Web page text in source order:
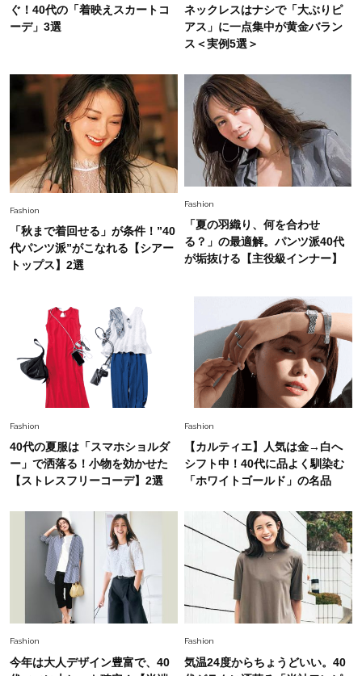
Fashion 2026.5.29
40代の夏通勤はこれ１着！「きちんと感」も
「オシャレ」も整うトレンドトップス〈4選〉
Fashion 2026.6.26
初夏はこれさえあれば！40代は【淡色ワンピ】
で即涼しげ＆上品見え〈3選〉
Fashion 2026.8.5
オシャレ40代の【ワンピ＆オールインワン】最
選び」！
いめハーフパンツでモードに昇華
Fashion 2026.6.25
毎日忙しい40代が頼れる！無難に見えない【ひ
とくせ黒ワンピ】〈5選〉
ぐ！40代の「着映えスカートコ
ーデ」3選
ネックレスはナシで「大ぶりピ
アス」に一点集中が黄金バラン
ス＜実例5選＞
Fashion
「秋まで着回せる」が条件！”40
代パンツ派”がこなれる【シアー
トップス】2選
Fashion
「夏の羽織り、何を合わせ
る？」の最適解。パンツ派40代
が垢抜ける【主役級インナー】
Fashion
40代の夏服は「スマホショルダ
ー」で洒落る！小物を効かせた
【ストレスフリーコーデ】2選
Fashion
【カルティエ】人気は金→白へ
シフト中！40代に品よく馴染む
「ホワイトゴールド」の名品
Fashion
今年は大人デザイン豊富で、40
Fashion
気温24度からちょうどいい。40